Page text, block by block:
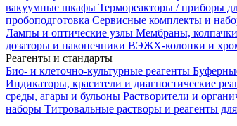
вакуумные шкафы Термореакторы / приборы
пробоподготовка Сервисные комплекты и
Лампы и оптические узлы Мембраны,
дозаторы и наконечники ВЭЖХ-колонки и
Реагенты и стандарты
Био- и клеточно-культурные реагенты
Индикаторы, красители и диагностические
среды, агары и бульоны Растворители и
наборы Титровальные растворы и реагенты